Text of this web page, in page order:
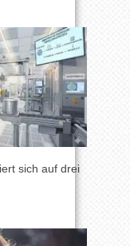
sich auf drei